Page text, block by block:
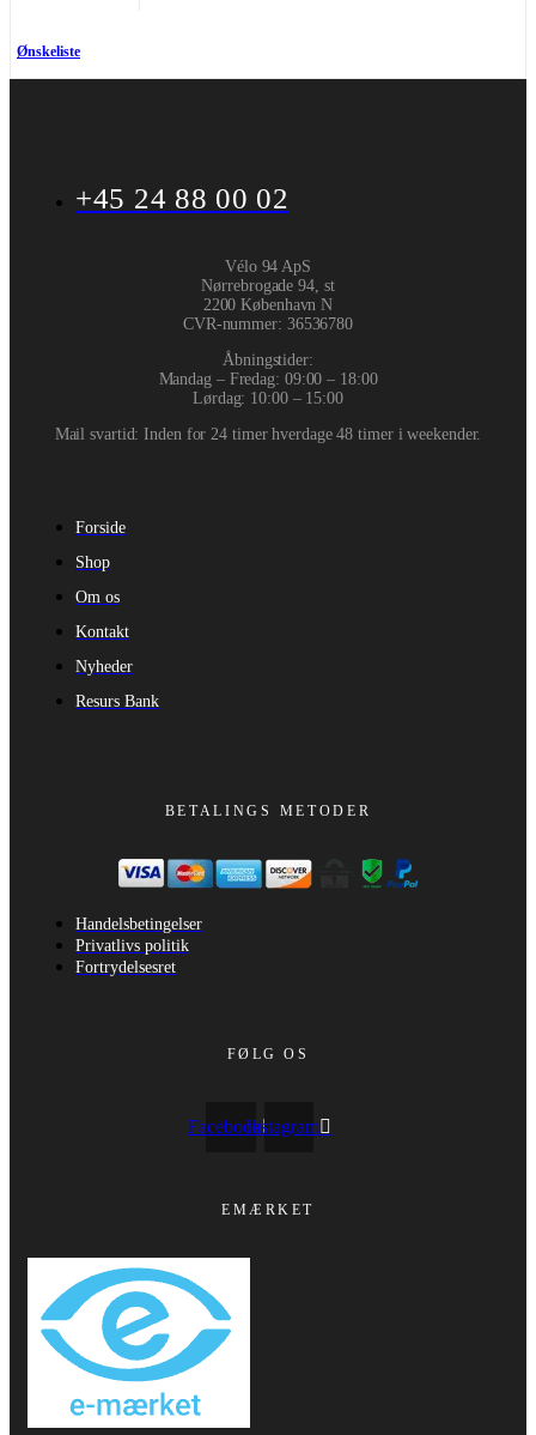
Ønskeliste
+45 24 88 00 02
Vélo 94 ApS
Nørrebrogade 94, st
2200 København N
CVR-nummer: 36536780
Åbningstider:
Mandag – Fredag: 09:00 – 18:00
Lørdag: 10:00 – 15:00
Mail svartid: Inden for 24 timer hverdage 48 timer i weekender.
Forside
Shop
Om os
Kontakt
Nyheder
Resurs Bank
BETALINGS METODER
Handelsbetingelser
Privatlivs politik
Fortrydelsesret
FØLG OS
FacebookInstagram
EMÆRKET